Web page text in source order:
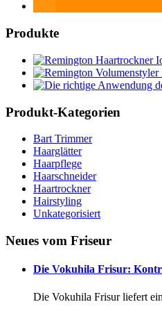
Produkte
Produkt-Kategorien
Bart Trimmer
Haarglätter
Haarpflege
Haarschneider
Haartrockner
Hairstyling
Unkategorisiert
Neues vom Friseur
Die Vokuhila Frisur:
Die Vokuhila Frisur liefert